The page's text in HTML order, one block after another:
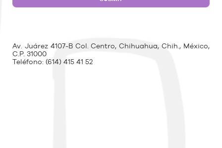
Av. Juárez 4107-B Col. Centro, Chihuahua, Chih., México,
C.P. 31000
Teléfono: (614) 415 41 52